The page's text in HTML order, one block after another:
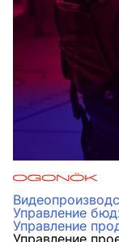
Управление
Управление